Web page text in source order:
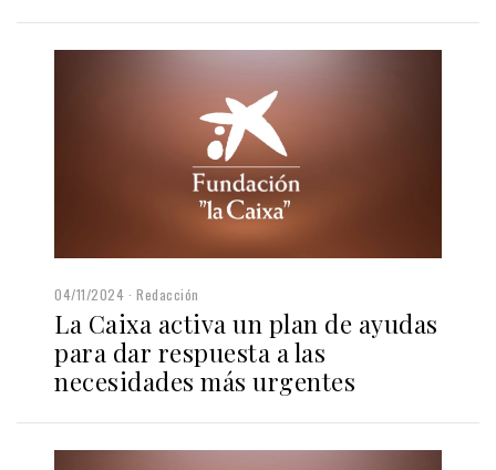
04/11/2024 Redacción
La Caixa activa un plan de ayudas
para dar respuesta a las
necesidades más urgentes